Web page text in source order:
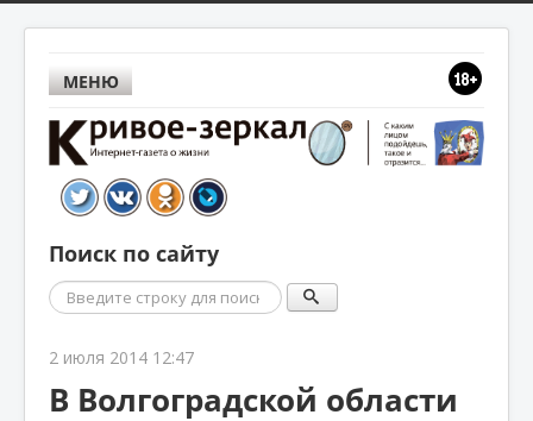
МЕНЮ
Поиск по сайту
Поиск
2 июля 2014 12:47
В Волгоградской области